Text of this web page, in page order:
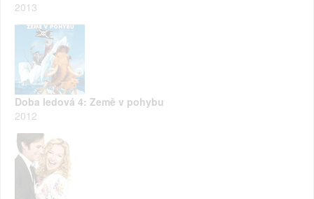
2013
Doba ledová 4: Země v pohybu
2012